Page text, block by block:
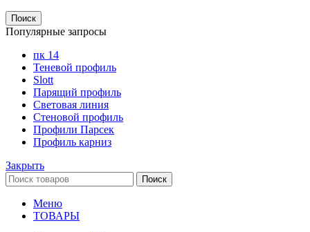
Поиск
Популярные запросы
пк 14
Теневой профиль
Slott
Парящий профиль
Световая линия
Стеновой профиль
Профили Парсек
Профиль карниз
Закрыть
Поиск
Меню
ТОВАРЫ